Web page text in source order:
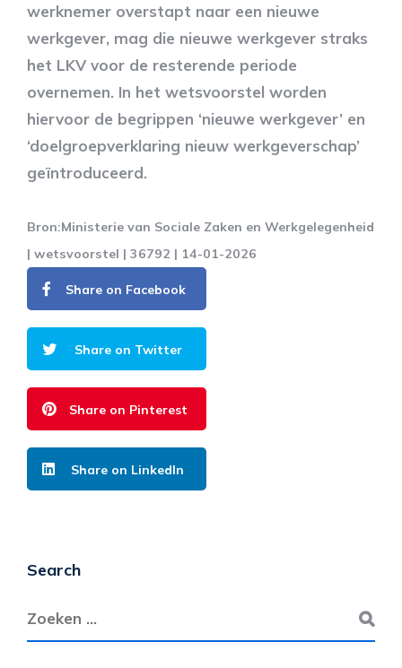
werknemer overstapt naar een nieuwe
werkgever, mag die nieuwe werkgever straks
het LKV voor de resterende periode
overnemen. In het wetsvoorstel worden
hiervoor de begrippen ‘nieuwe werkgever’ en
‘doelgroepverklaring nieuw werkgeverschap’
geïntroduceerd.
Bron:Ministerie van Sociale Zaken en Werkgelegenheid
| wetsvoorstel | 36792 | 14-01-2026
Share on Facebook
Share on Twitter
Share on Pinterest
Share on LinkedIn
Search